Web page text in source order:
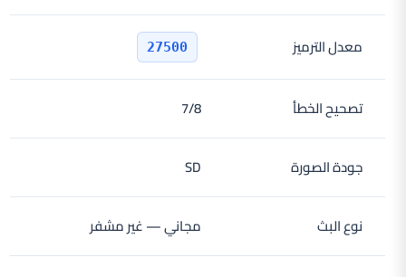
معدل الترميز 27500
تصحيح الخطأ 7/8
جودة الصورة SD
نوع البث مجاني — غير مشفر